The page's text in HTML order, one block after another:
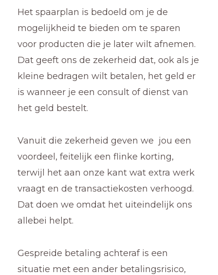
Het spaarplan is bedoeld om je de
mogelijkheid te bieden om te sparen
voor producten die je later wilt afnemen.
Dat geeft ons de zekerheid dat, ook als je
kleine bedragen wilt betalen, het geld er
is wanneer je een consult of dienst van
het geld bestelt.
Vanuit die zekerheid geven we jou een
voordeel, feitelijk een flinke korting,
terwijl het aan onze kant wat extra werk
vraagt en de transactiekosten verhoogd.
Dat doen we omdat het uiteindelijk ons
allebei helpt.
Gespreide betaling achteraf is een
situatie met een ander betalingsrisico,